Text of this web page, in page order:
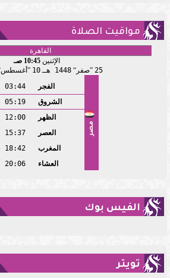
مواقيت الصلاة
الإثنين 10:45 صـ
25 صفر 1448 هـ 10 أغسطس
مصر
الفجر
03:44
الشروق
05:19
الظهر
12:00
العصر
15:37
المغرب
18:42
العشاء
20:06
الفيس بوك
تويتر